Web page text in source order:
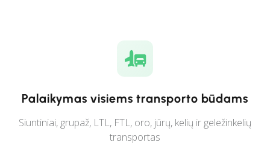
Palaikymas visiems transporto būdams
Siuntiniai, grupaž, LTL, FTL, oro, jūrų, kelių ir geležinkelių
transportas